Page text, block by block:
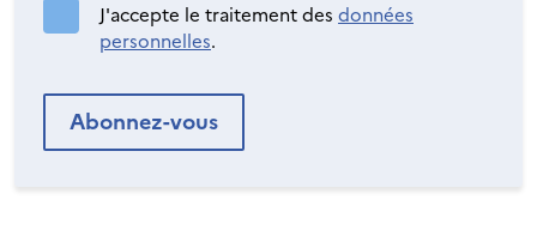
J'accepte le traitement des données
personnelles.